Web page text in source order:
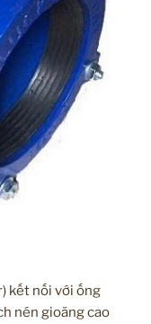
kết nối với ống
nén gioăng cao